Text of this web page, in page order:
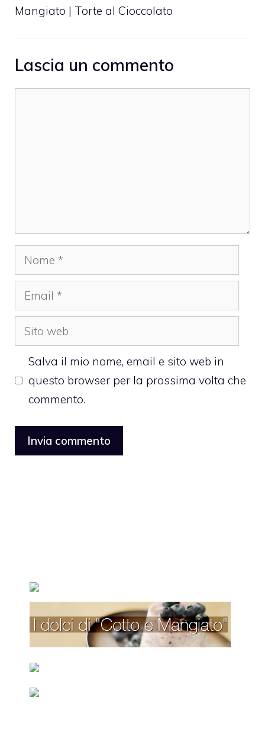
Mangiato | Torte al Cioccolato
Lascia un commento
Nome
Email
Sito
web
Salva il mio nome, email e sito web in
questo browser per la prossima volta che
commento.